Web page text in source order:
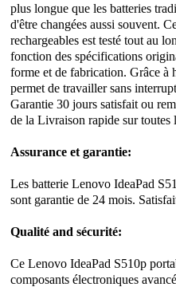
plus longue que les batteries
d'être changées aussi souvent.
rechargeables est testé tout au
fonction des spécifications
forme et de fabrication. Grâce à
permet de travailler sans
Garantie 30 jours satisfait ou
de la Livraison rapide sur toutes
Assurance et garantie:
Les batterie Lenovo IdeaPad
sont garantie de 24 mois.
Qualité and sécurité:
Ce Lenovo IdeaPad S510p
composants électroniques